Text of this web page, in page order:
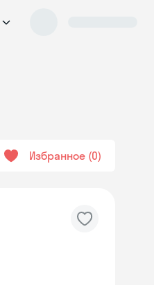
Избранное 0